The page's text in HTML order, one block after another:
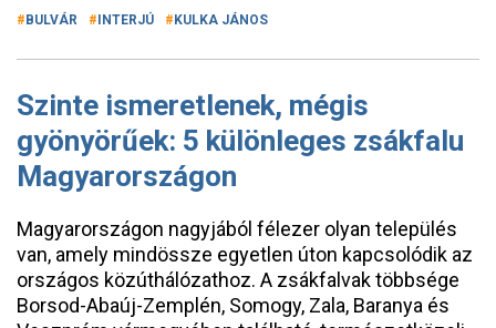
BULVÁR INTERJÚ KULKA JÁNOS
Szinte ismeretlenek, mégis
gyönyörűek: 5 különleges zsákfalu
Magyarországon
Magyarországon nagyjából félezer olyan település
van, amely mindössze egyetlen úton kapcsolódik az
országos közúthálózathoz. A zsákfalvak többsége
Borsod-Abaúj-Zemplén, Somogy, Zala, Baranya és